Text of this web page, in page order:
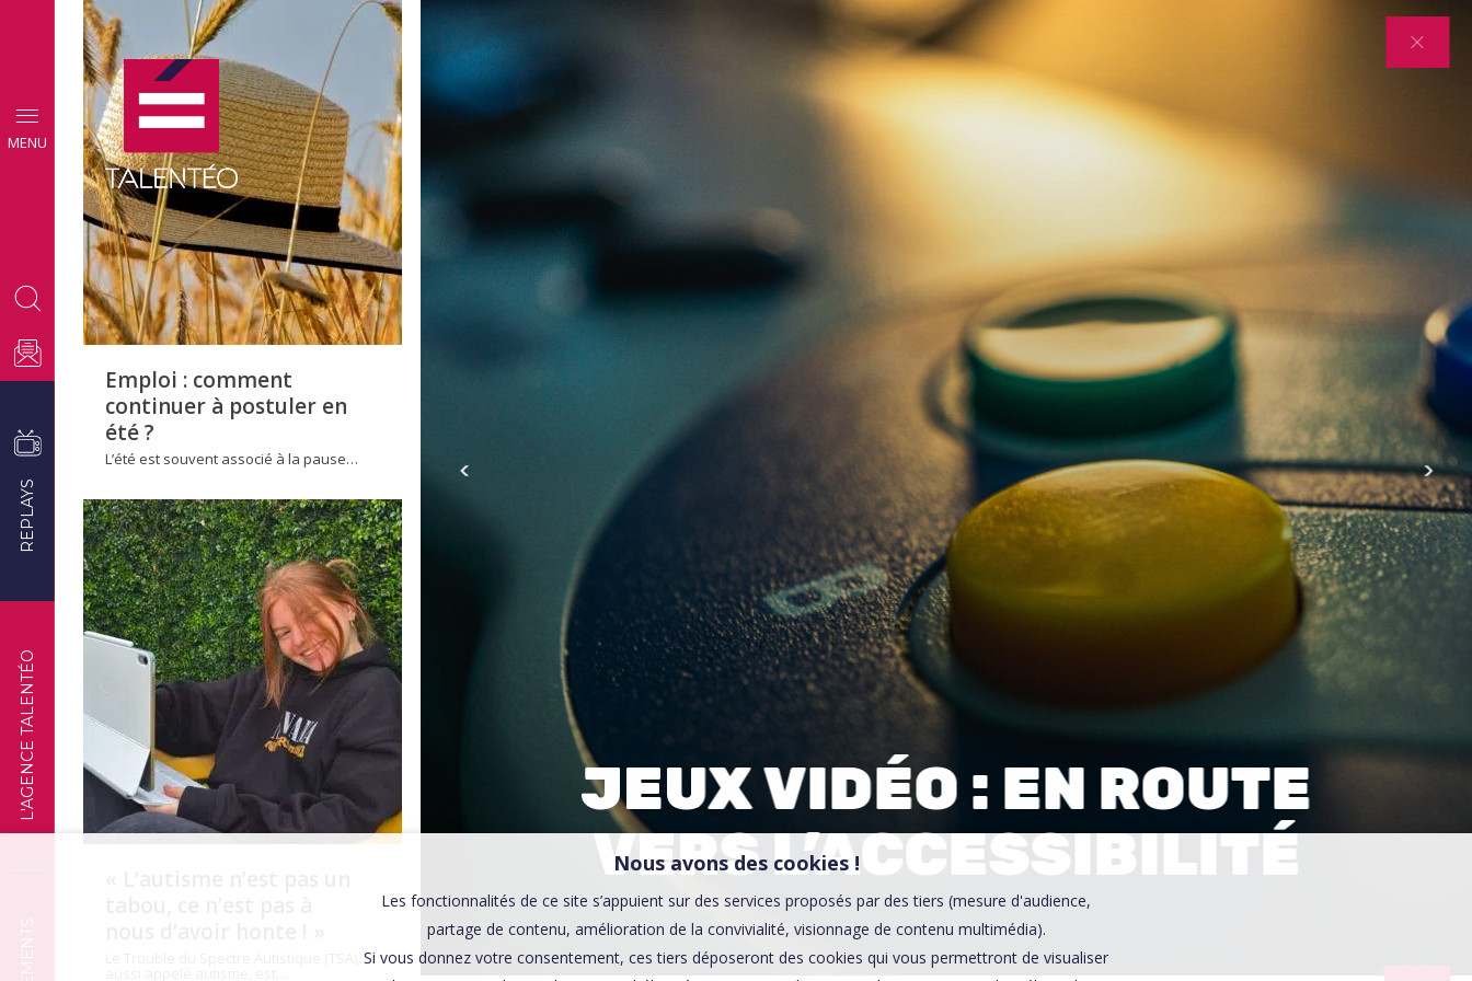
MENU
L'AGENCE TALENTÉO
REPLAYS
CONSEILS
EMPLOI
Emploi : comment
continuer à postuler en
été ?
L’été est souvent associé à la pause…
TÉMOIGNAGES
JEUX VIDÉO : EN ROUTE
VERS L’ACCESSIBILITÉ
Affaires sensibles
00:00
Nous avons des cookies !
Les fonctionnalités de ce site s’appuient sur des services proposés par des tiers (mesure d'audience,
partage de contenu, amélioration de la convivialité, visionnage de contenu multimédia).
Si vous donnez votre consentement, ces tiers déposeront des cookies qui vous permettront de visualiser